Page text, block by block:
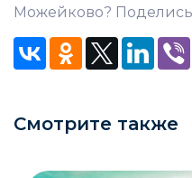
Можейково?
Смотрите также